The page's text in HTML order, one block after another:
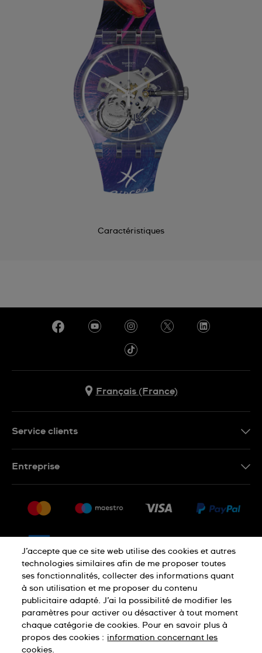
Caractéristiques
Français (France)
Service clients
Retour
CGV
Droit de rétractation
Entreprise
Nous rejoindre
Déclaration de confidentialité
Cookies Mentions légales
J’accepte que ce site web utilise des cookies et autres
technologies similaires afin de me proposer toutes
ses fonctionnalités, collecter des informations quant
à son utilisation et me proposer du contenu
publicitaire adapté. J’ai la possibilité de modifier les
paramètres pour activer ou désactiver à tout moment
chaque catégorie de cookies. Pour en savoir plus à
propos des cookies : information concernant les
cookies.